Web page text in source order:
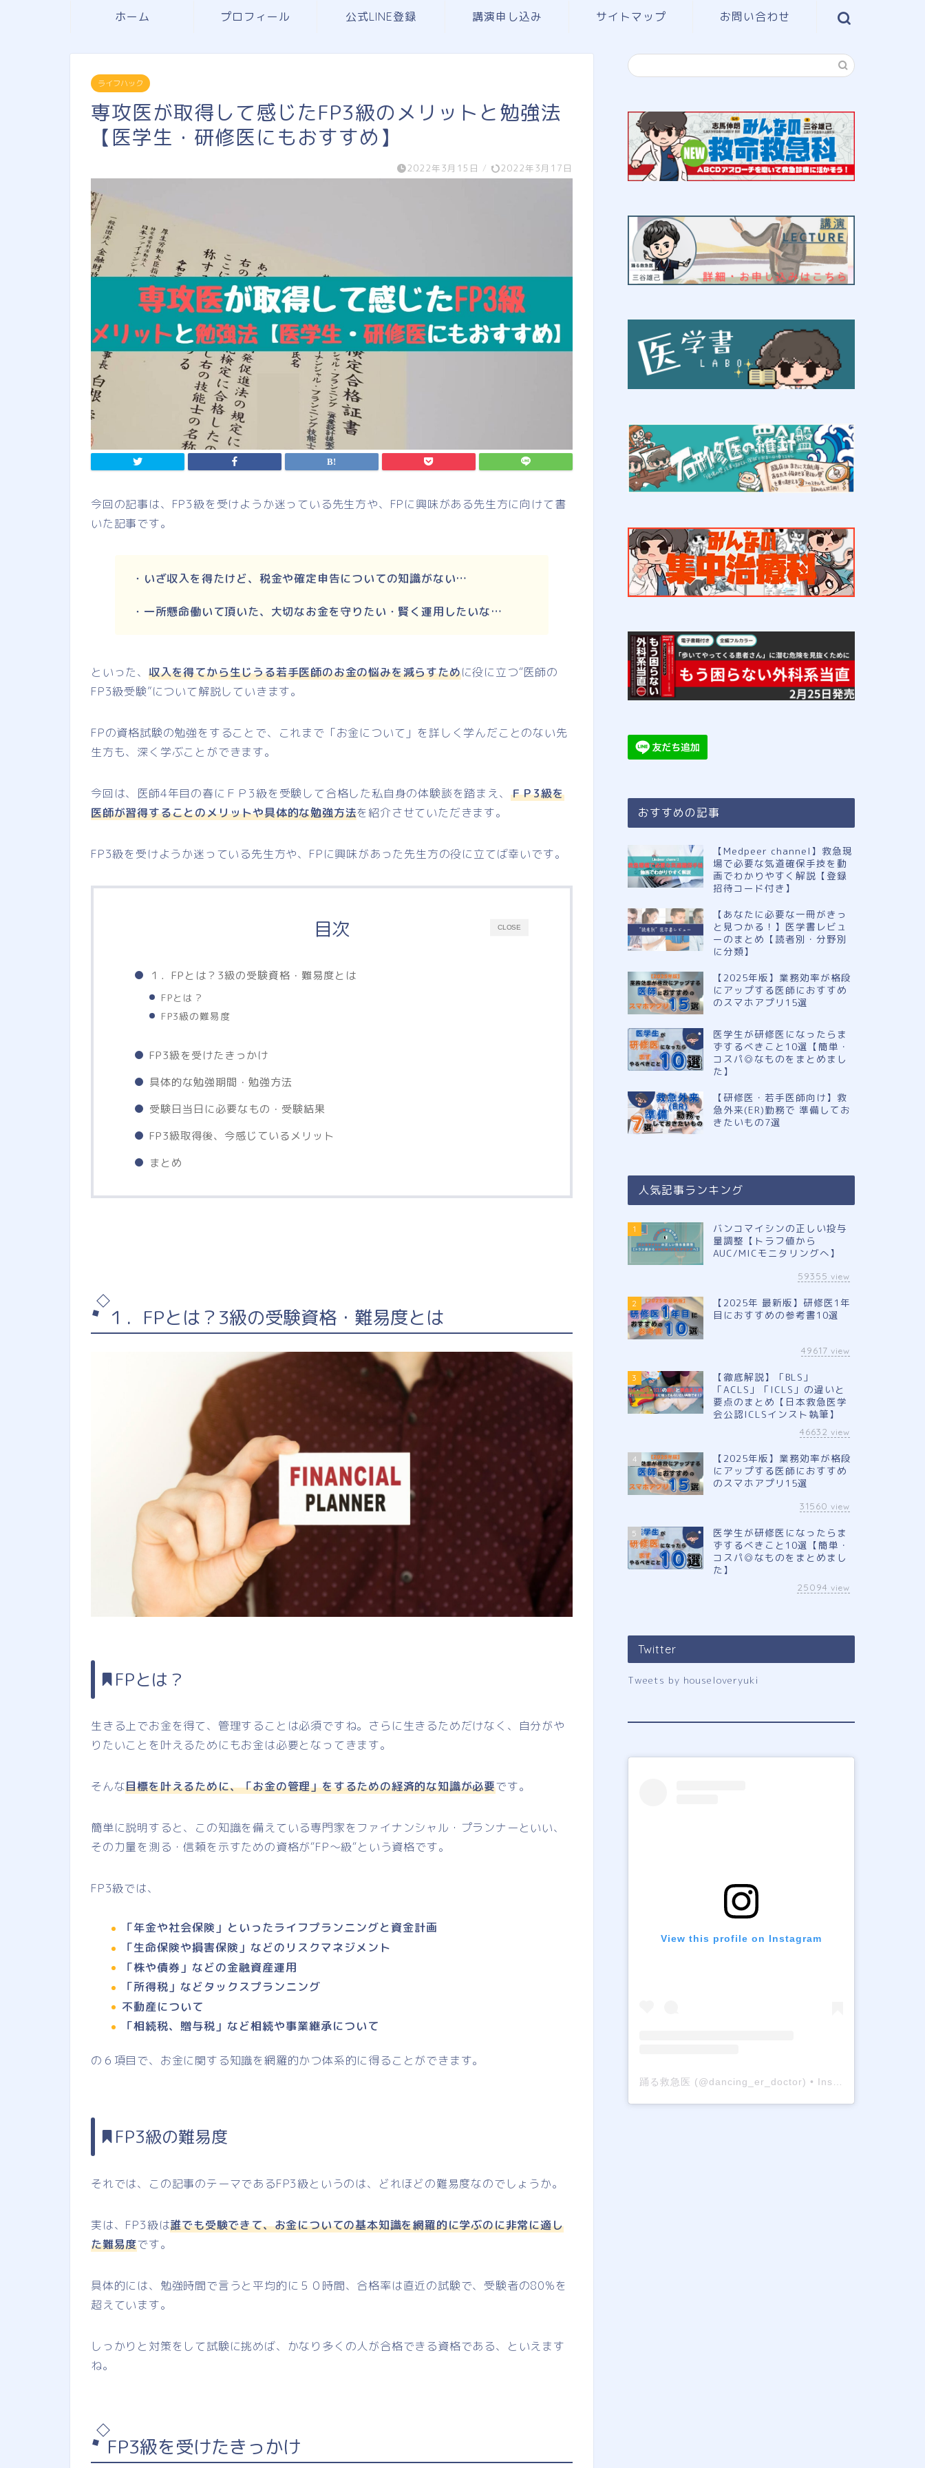
ホーム プロフィール 公式LINE登録 講演申し込み サイトマップ お問い合わせ
ライフハック
専攻医が取得して感じたFP3級のメリットと勉強法
【医学生・研修医にもおすすめ】
2022年3月15日 / 2022年3月17日
今回の記事は、FP3級を受けようか迷っている先生方や、FPに興味がある先生方に向けて書
いた記事です。
・いざ収入を得たけど、税金や確定申告についての知識がない…
・一所懸命働いて頂いた、大切なお金を守りたい・賢く運用したいな…
といった、 収入を得てから生じうる若手医師のお金の悩みを減らすために役に立つ“医師の
FP3級受験”について解説していきます。
FPの資格試験の勉強をすることで、これまで「お金について」を詳しく学んだことのない先
生方も、深く学ぶことができます。
今回は、医師4年目の春にＦＰ3級を受験して合格した私自身の体験談を踏まえ、 ＦＰ3級を
医師が習得することのメリットや具体的な勉強方法を紹介させていただきます。
FP3級を受けようか迷っている先生方や、FPに興味があった先生方の役に立てば幸いです。
CLOSE
目次
１．FPとは？3級の受験資格・難易度とは
FPとは？
FP3級の難易度
FP3級を受けたきっかけ
具体的な勉強期間・勉強方法
受験日当日に必要なもの・受験結果
FP3級取得後、今感じているメリット
まとめ
１．FPとは？3級の受験資格・難易度とは
FPとは？
生きる上でお金を得て、管理することは必須ですね。さらに生きるためだけなく、自分がや
りたいことを叶えるためにもお金は必要となってきます。
そんな目標を叶えるために、「お金の管理」をするための経済的な知識が必要です。
簡単に説明すると、この知識を備えている専門家をファイナンシャル・プランナーといい、
その力量を測る・信頼を示すための資格が“FP〜級“という資格です。
FP3級では、
「年金や社会保険」といったライフプランニングと資金計画
「生命保険や損害保険」などのリスクマネジメント
「株や債券」などの金融資産運用
「所得税」などタックスプランニング
不動産について
「相続税、贈与税」など相続や事業継承について
の６項目で、お金に関する知識を網羅的かつ体系的に得ることができます。
FP3級の難易度
それでは、この記事のテーマであるFP3級というのは、どれほどの難易度なのでしょうか。
実は、FP3級は誰でも受験できて、お金についての基本知識を網羅的に学ぶのに非常に適し
た難易度です。
具体的には、勉強時間で言うと平均的に５０時間、合格率は直近の試験で、受験者の80%を
超えています。
しっかりと対策をして試験に挑めば、かなり多くの人が合格できる資格である、といえます
ね。
FP3級を受けたきっかけ
おすすめの記事
【Medpeer channel】救急現
場で必要な気道確保手技を動
画でわかりやすく解説【登録
招待コード付き】
【あなたに必要な一冊がきっ
と見つかる！】医学書レビュ
ーのまとめ【読者別・分野別
に分類】
【2025年版】業務効率が格段
にアップする医師におすすめ
のスマホアプリ15選
医学生が研修医になったらま
ずするべきこと10選【簡単・
コスパ◎なものをまとめまし
た】
【研修医・若手医師向け】救
急外来(ER)勤務で 準備してお
きたいもの7選
人気記事ランキング
1
バンコマイシンの正しい投与
量調整【トラフ値から
AUC/MICモニタリングへ】
59355 view
2
【2025年 最新版】研修医1年
目におすすめの参考書10選
49617 view
3
【徹底解説】「BLS」
「ACLS」「ICLS」の違いと
要点のまとめ【日本救急医学
会公認ICLSインスト執筆】
46632 view
4
【2025年版】業務効率が格段
にアップする医師におすすめ
のスマホアプリ15選
31560 view
5
医学生が研修医になったらま
ずするべきこと10選【簡単・
コスパ◎なものをまとめまし
た】
25094 view
Twitter
Tweets by houseloveryuki
View this profile on Instagram
踊る救急医 (@dancing_er_doctor) • Instagram photos and videos